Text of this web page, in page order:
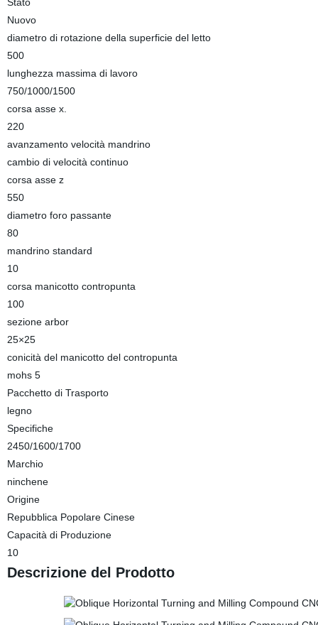
Nuovo
diametro di rotazione della superficie del letto
500
lunghezza massima di lavoro
750/1000/1500
corsa asse x.
220
avanzamento velocità mandrino
cambio di velocità continuo
corsa asse z
550
diametro foro passante
80
mandrino standard
10
corsa manicotto contropunta
100
sezione arbor
25×25
conicità del manicotto del contropunta
mohs 5
Pacchetto di Trasporto
legno
Specifiche
2450/1600/1700
Marchio
ninchene
Origine
Repubblica Popolare Cinese
Capacità di Produzione
10
Descrizione del Prodotto